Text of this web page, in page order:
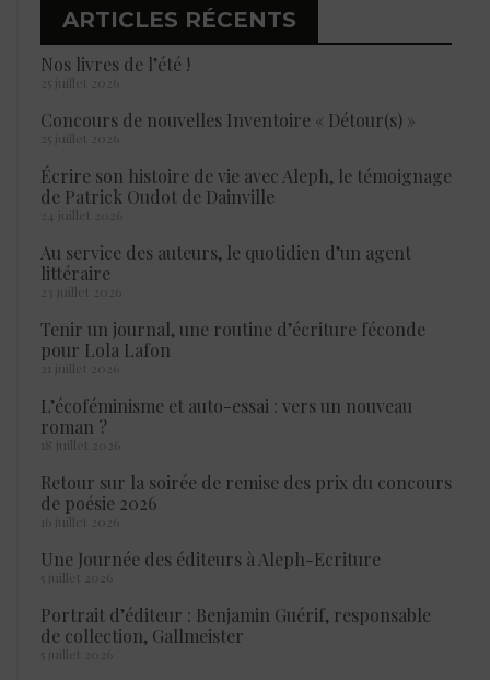
ARTICLES RÉCENTS
Nos livres de l’été !
25 juillet 2026
Concours de nouvelles Inventoire « Détour(s) »
25 juillet 2026
Écrire son histoire de vie avec Aleph, le témoignage
de Patrick Oudot de Dainville
24 juillet 2026
Au service des auteurs, le quotidien d’un agent
littéraire
23 juillet 2026
Tenir un journal, une routine d’écriture féconde
pour Lola Lafon
21 juillet 2026
L’écoféminisme et auto-essai : vers un nouveau
roman ?
18 juillet 2026
Retour sur la soirée de remise des prix du concours
de poésie 2026
16 juillet 2026
Une Journée des éditeurs à Aleph-Ecriture
5 juillet 2026
Portrait d’éditeur : Benjamin Guérif, responsable
de collection, Gallmeister
5 juillet 2026